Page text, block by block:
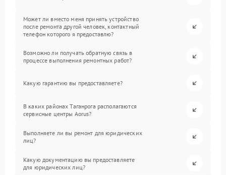
Может ли вместо меня принять устройство
после ремонта другой человек, контактный
телефон которого я предоставлю?
Возможно ли получать обратную связь в
процессе выполнения ремонтных работ?
Какую гарантию вы предоставляете?
В каких районах Таганрога располагаются
сервисные центры Aorus?
Выполняете ли вы ремонт для юридических
лиц?
Какую документацию вы предоставляете
для юридических лиц?